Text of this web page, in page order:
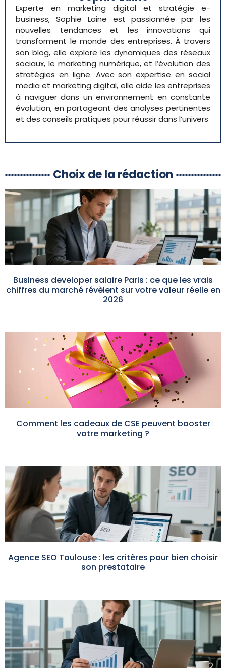
Experte en marketing digital et stratégie e-
business, Sophie Laine est passionnée par les
nouvelles tendances et les innovations qui
transforment le monde des entreprises. À travers
son blog, elle explore les dynamiques des réseaux
sociaux, le marketing numérique, et l’évolution des
stratégies en ligne. Avec son expertise en social
media et marketing digital, elle aide les entreprises
à naviguer dans un environnement en constante
évolution, en partageant des analyses pertinentes
et des conseils pratiques pour réussir dans l’univers
Choix de la rédaction
Business developer salaire Paris : ce que les vrais
chiffres du marché révèlent sur votre valeur réelle en
2026
Comment les cadeaux de CSE peuvent booster
votre marketing ?
Agence SEO Toulouse : les critères pour bien choisir
son prestataire